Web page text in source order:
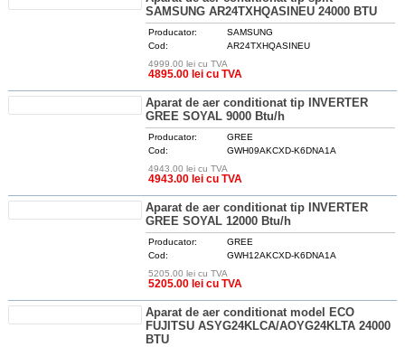
SAMSUNG AR24TXHQASINEU 24000 BTU
Producator:
SAMSUNG
Cod:
AR24TXHQASINEU
4999.00 lei cu TVA
4895.00 lei cu TVA
Aparat de aer conditionat tip INVERTER
GREE SOYAL 9000 Btu/h
Producator:
GREE
Cod:
GWH09AKCXD-K6DNA1A
4943.00 lei cu TVA
4943.00 lei cu TVA
Aparat de aer conditionat tip INVERTER
GREE SOYAL 12000 Btu/h
Producator:
GREE
Cod:
GWH12AKCXD-K6DNA1A
5205.00 lei cu TVA
5205.00 lei cu TVA
Aparat de aer conditionat model ECO
FUJITSU ASYG24KLCA/AOYG24KLTA 24000
BTU